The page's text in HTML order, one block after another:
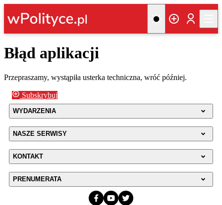
Błąd aplikacji
Przepraszamy, wystąpiła usterka techniczna, wróć później.
Subskrybuj
WYDARZENIA
NASZE SERWISY
KONTAKT
PRENUMERATA